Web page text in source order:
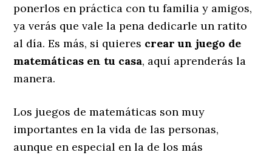
ponerlos en práctica con tu familia y amigos,
ya verás que vale la pena dedicarle un ratito
al día. Es más, si quieres crear un juego de
matemáticas en tu casa, aquí aprenderás la
manera.
Los juegos de matemáticas son muy
importantes en la vida de las personas,
aunque en especial en la de los más